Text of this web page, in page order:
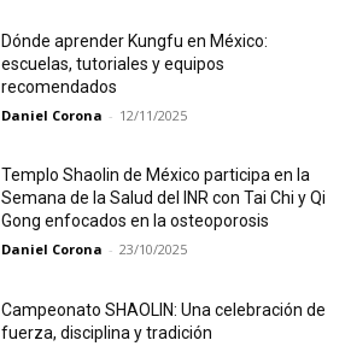
Dónde aprender Kungfu en México:
escuelas, tutoriales y equipos
recomendados
Daniel Corona - 12/11/2025
Templo Shaolin de México participa en la
Semana de la Salud del INR con Tai Chi y Qi
Gong enfocados en la osteoporosis
Daniel Corona - 23/10/2025
Campeonato SHAOLIN: Una celebración de
fuerza, disciplina y tradición